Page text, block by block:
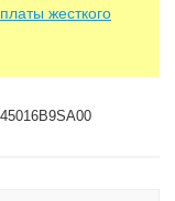
жесткого